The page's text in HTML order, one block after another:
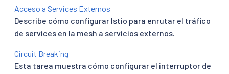
Acceso a Services Externos
Describe cómo configurar Istio para enrutar el tráfico
de services en la mesh a servicios externos.
Circuit Breaking
Esta tarea muestra cómo configurar el interruptor de